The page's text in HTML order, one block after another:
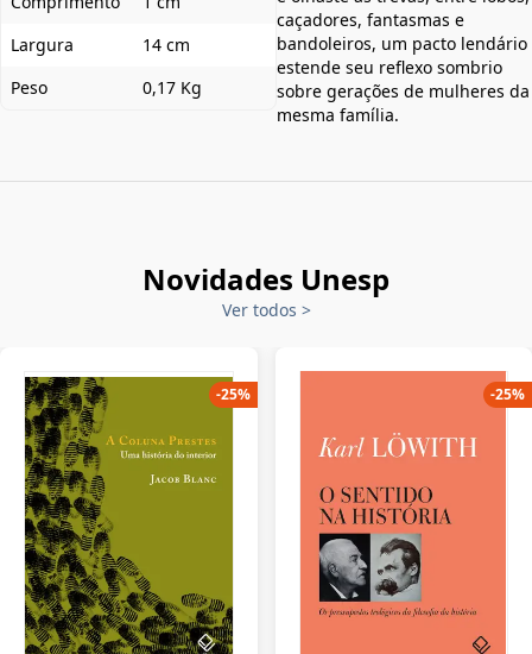
Largura
14 cm
Peso
0,17 Kg
caçadores, fantasmas e
bandoleiros, um pacto lendário
estende seu reflexo sombrio
sobre gerações de mulheres da
mesma família.
Novidades Unesp
Ver todos >
-25% -25%